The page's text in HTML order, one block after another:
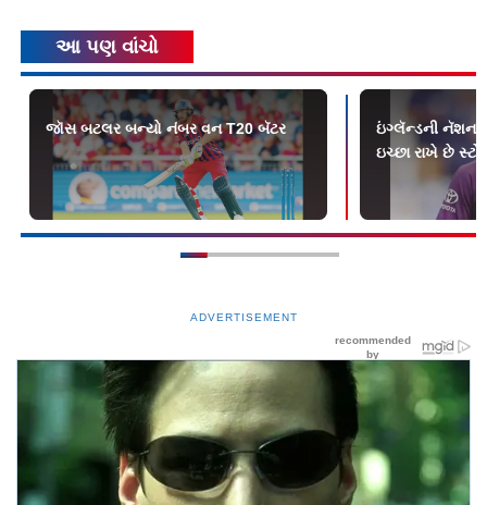
આ પણ વાંચો
જૉસ બટલર બન્યો નંબર વન T20 બૅટર
ઇંગ્લૅન્ડની નૅશનલ
ઇચ્છા રાખે છે
ADVERTISEMENT